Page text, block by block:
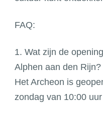
FAQ:
1. Wat zijn de
Alphen aan den Rijn?
Het Archeon is
zondag van 10:00